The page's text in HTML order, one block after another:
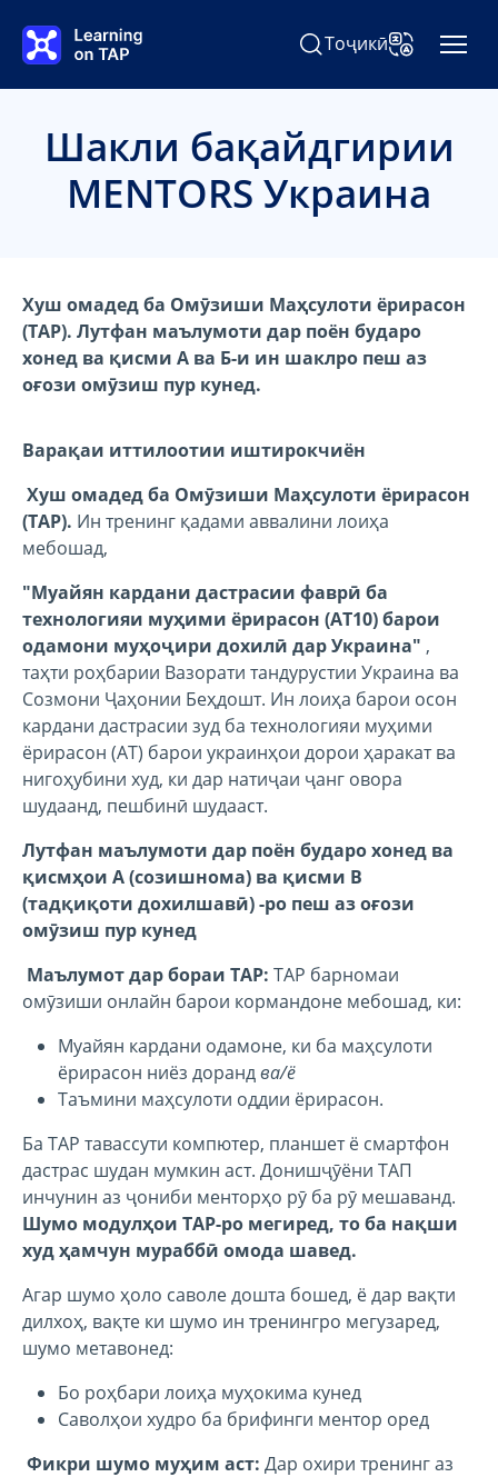
Ҷустуҷӯ Learning on TAP
ТоҷикӣТағйир
Шакли бақайдгирии
MENTORS Украина
Хуш омадед ба Омӯзиши Маҳсулоти ёрирасон
(TAP). Лутфан маълумоти дар поён бударо
хонед ва қисми А ва Б-и ин шаклро пеш аз
оғози омӯзиш пур кунед.
Варақаи иттилоотии иштирокчиён
Хуш омадед ба Омӯзиши Маҳсулоти ёрирасон
(TAP). Ин тренинг қадами аввалини лоиҳа
мебошад,
"Муайян кардани дастрасии фаврӣ ба
технологияи муҳими ёрирасон (AT10) барои
одамони муҳоҷири дохилӣ дар Украина" ,
таҳти роҳбарии Вазорати тандурустии Украина ва
Созмони Ҷаҳонии Беҳдошт. Ин лоиҳа барои осон
кардани дастрасии зуд ба технологияи муҳими
ёрирасон (AT) барои украинҳои дорои ҳаракат ва
нигоҳубини худ, ки дар натиҷаи ҷанг овора
шудаанд, пешбинӣ шудааст.
Лутфан маълумоти дар поён бударо хонед ва
қисмҳои А (созишнома) ва қисми В
(тадқиқоти дохилшавӣ) -ро пеш аз оғози
омӯзиш пур кунед
Маълумот дар бораи TAP: TAP барномаи
омӯзиши онлайн барои кормандоне мебошад, ки:
Муайян кардани одамоне, ки ба маҳсулоти
ёрирасон ниёз дорандва/ё
Таъмини маҳсулоти оддии ёрирасон.
Ба TAP тавассути компютер, планшет ё смартфон
дастрас шудан мумкин аст. Донишҷӯёни ТАП
инчунин аз ҷониби менторҳо рӯ ба рӯ мешаванд.
Шумо модулҳои TAP-ро мегиред, то ба нақши
худ ҳамчун мураббӣ омода шавед.
Агар шумо ҳоло саволе дошта бошед, ё дар вақти
дилхоҳ, вақте ки шумо ин тренингро мегузаред,
шумо метавонед:
Бо роҳбари лоиҳа муҳокима кунед
Саволҳои худро ба брифинги ментор оред
Фикри шумо муҳим аст: Дар охири тренинг аз